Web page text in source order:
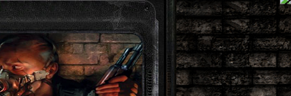
Можно не воспринимать Зону всерьез, многие так и поступают: